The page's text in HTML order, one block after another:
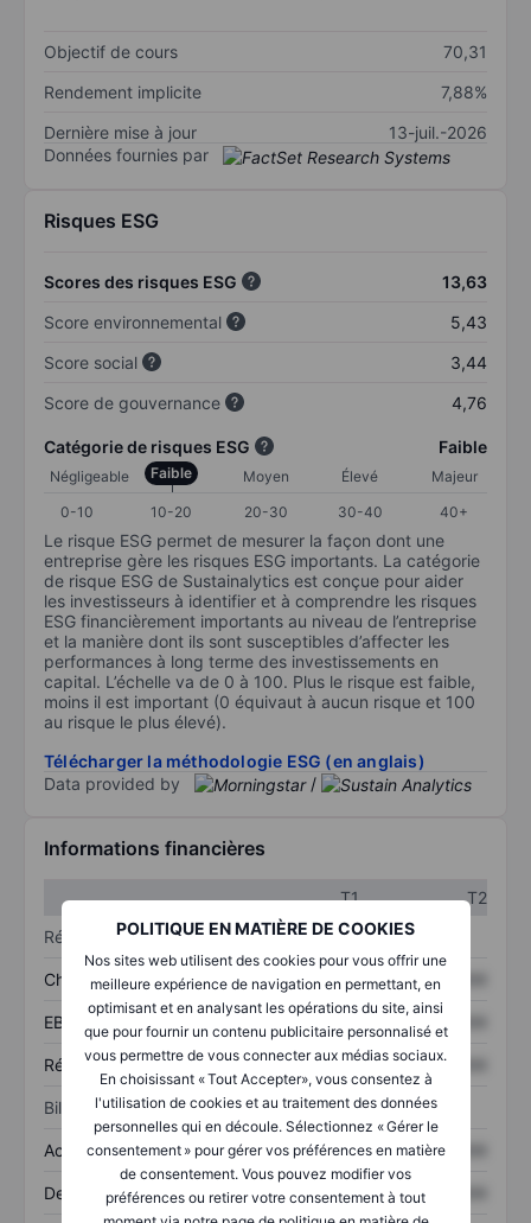
POLITIQUE EN MATIÈRE DE COOKIES
Nos sites web utilisent des cookies pour vous offrir une
meilleure expérience de navigation en permettant, en
optimisant et en analysant les opérations du site, ainsi
que pour fournir un contenu publicitaire personnalisé et
vous permettre de vous connecter aux médias sociaux.
En choisissant « Tout Accepter», vous consentez à
l'utilisation de cookies et au traitement des données
personnelles qui en découle. Sélectionnez « Gérer le
consentement » pour gérer vos préférences en matière
de consentement. Vous pouvez modifier vos
préférences ou retirer votre consentement à tout
Objectif de cours
70,31
Rendement implicite
7,88%
Dernière mise à jour
13-juil.-2026
Données fournies par
Risques ESG
Scores des risques ESG
13,63
Score environnemental
5,43
Score social
3,44
Score de gouvernance
4,76
Catégorie de risques ESG Faible
Négligeable Faible Moyen Élevé
Majeur
0-10
10-20 20-30 30-40 40+
Le risque ESG permet de mesurer la façon dont une
entreprise gère les risques ESG importants. La catégorie
de risque ESG de Sustainalytics est conçue pour aider
les investisseurs à identifier et à comprendre les risques
ESG financièrement importants au niveau de l’entreprise
et la manière dont ils sont susceptibles d’affecter les
performances à long terme des investissements en
capital. L’échelle va de 0 à 100. Plus le risque est faible,
moins il est important (0 équivaut à aucun risque et 100
au risque le plus élevé).
Télécharger la méthodologie ESG (en anglais)
Data provided by
/
Informations financières
T1
T2
Résultats
Chiffre d’affaires XXXXXXX XXXXXXX
EBITDA XXXXXXX XXXXXXX
Résultat net XXXXXXX XXXXXXX
Bilan
Actifs totaux XXXXXXX XXXXXXX
Dette totale XXXXXXX XXXXXXX